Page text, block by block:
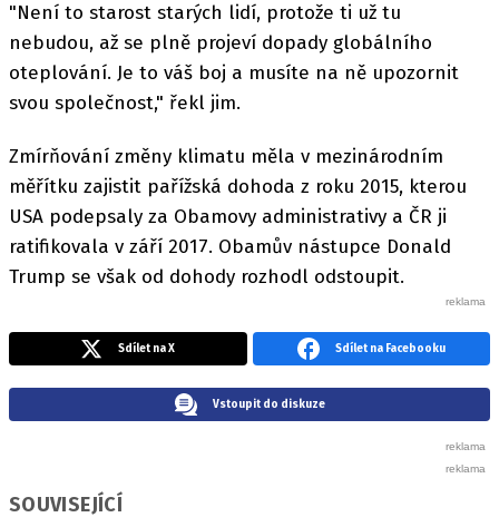
"Není to starost starých lidí, protože ti už tu
nebudou, až se plně projeví dopady globálního
oteplování. Je to váš boj a musíte na ně upozornit
svou společnost," řekl jim.
Zmírňování změny klimatu měla v mezinárodním
měřítku zajistit pařížská dohoda z roku 2015, kterou
USA podepsaly za Obamovy administrativy a ČR ji
ratifikovala v září 2017. Obamův nástupce Donald
Trump se však od dohody rozhodl odstoupit.
Sdílet na X Sdílet na Facebooku
Vstoupit do diskuze
SOUVISEJÍCÍ